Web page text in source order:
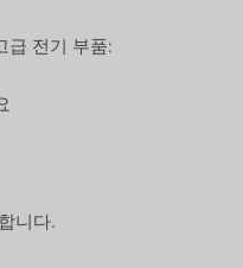
급 전기 부품:
니다.